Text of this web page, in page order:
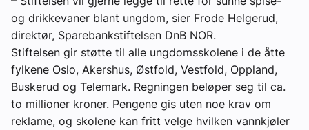
Tips oss
eBlad
og drikkevaner blant ungdom, sier Frode Helgerud,
direktør, Sparebankstiftelsen DnB NOR.
Stiftelsen gir støtte til alle ungdomsskolene i de åtte
fylkene Oslo, Akershus, Østfold, Vestfold, Oppland,
Buskerud og Telemark. Regningen beløper seg til ca.
to millioner kroner. Pengene gis uten noe krav om
reklame, og skolene kan fritt velge hvilken vannkjøler